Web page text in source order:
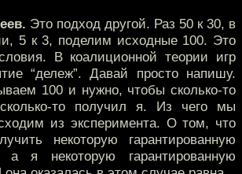
Это подход другой. Раз 50 к 30, в
5 к 3, поделим исходные 100. Это
В коалиционной теории игр
“дележ”. Давай просто напишу.
100 и нужно, чтобы сколько-то
то получил я. Из чего мы
из эксперимента. О том, что
некоторую гарантированную
а я некоторую гарантированную